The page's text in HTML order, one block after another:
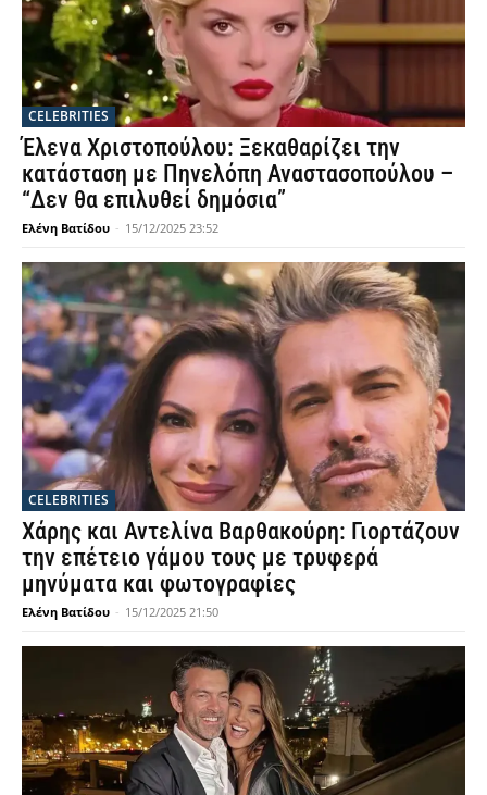
CELEBRITIES
Έλενα Χριστοπούλου: Ξεκαθαρίζει την
κατάσταση με Πηνελόπη Αναστασοπούλου –
“Δεν θα επιλυθεί δημόσια”
Ελένη Βατίδου - 15/12/2025 23:52
CELEBRITIES
Χάρης και Αντελίνα Βαρθακούρη: Γιορτάζουν
την επέτειο γάμου τους με τρυφερά
μηνύματα και φωτογραφίες
Ελένη Βατίδου - 15/12/2025 21:50